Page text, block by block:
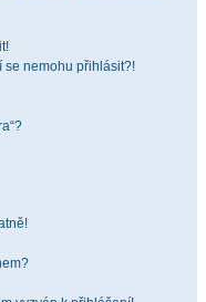
se nemohu přihlásit?!